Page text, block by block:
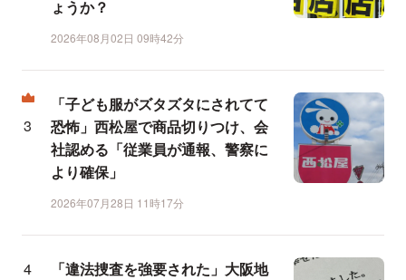
ょうか？
2026年08月02日 09時42分
「子ども服がズタズタにされてて
恐怖」西松屋で商品切りつけ、会
社認める「従業員が通報、警察に
より確保」
2026年07月28日 11時17分
「違法捜査を強要された」大阪地